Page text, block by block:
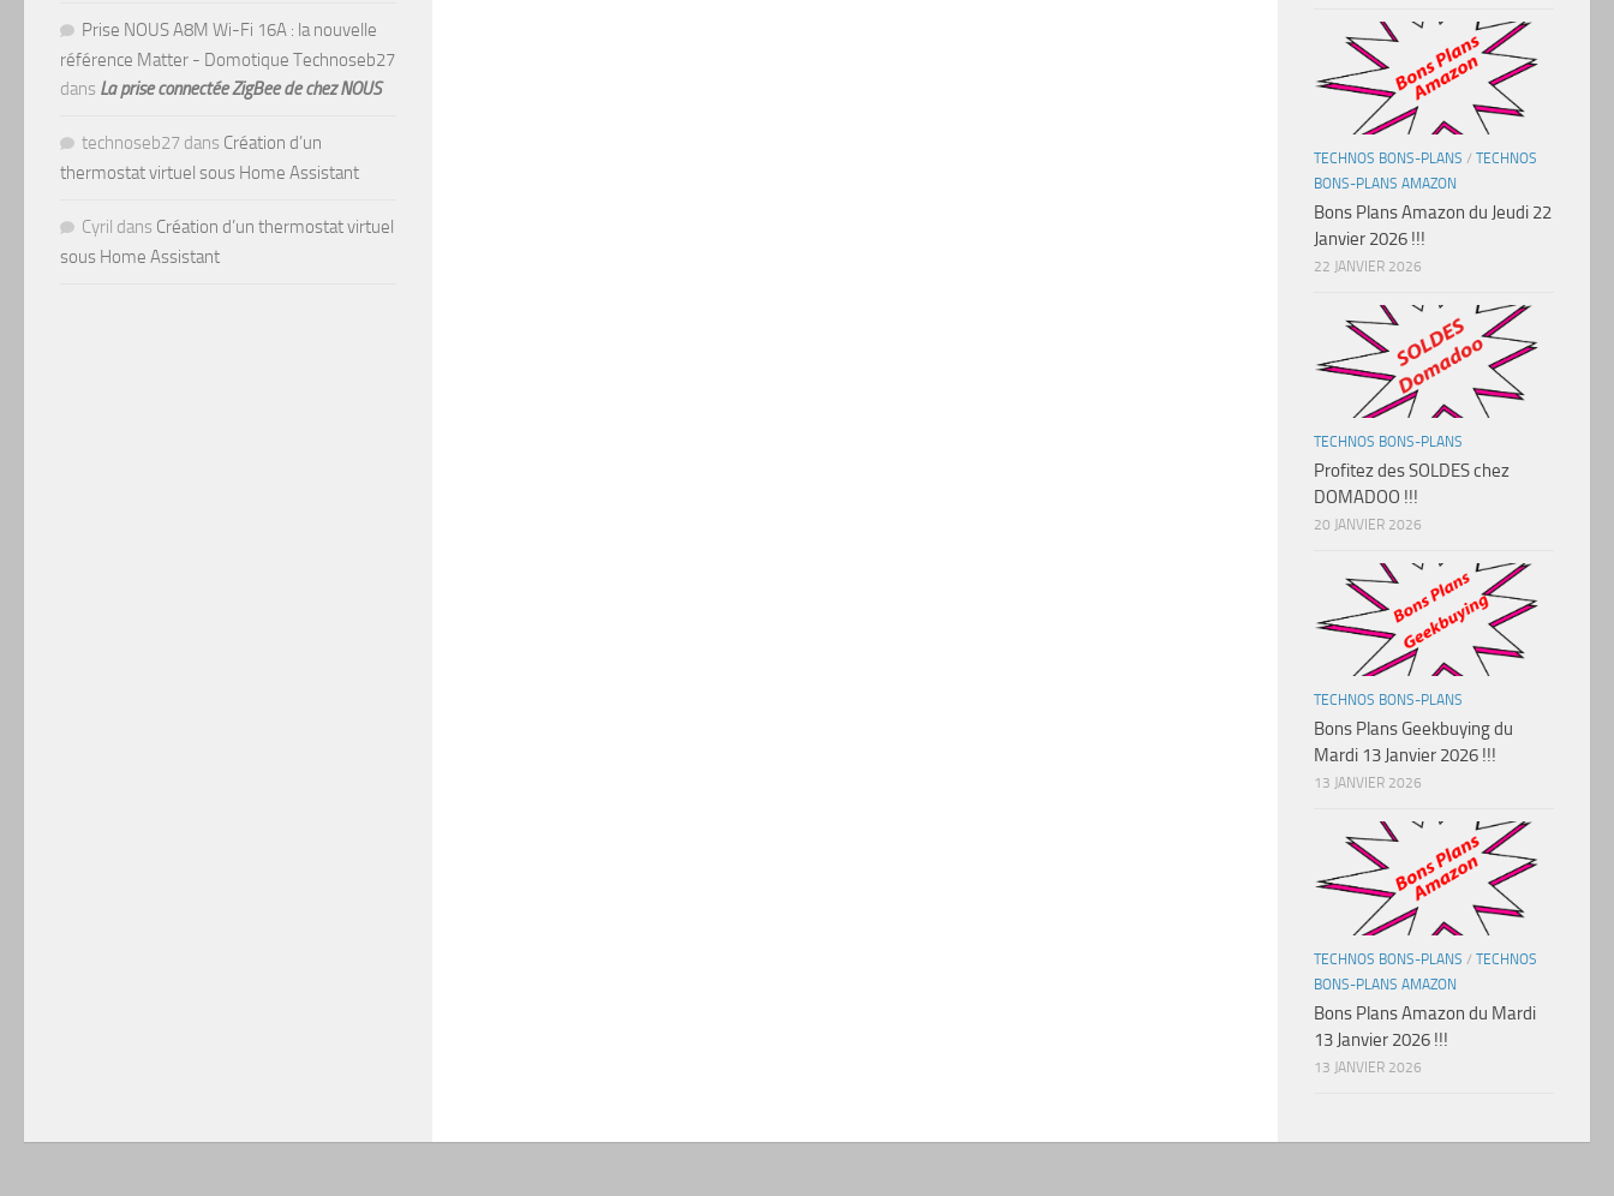
Prise NOUS A8M Wi-Fi 16A : la nouvelle
référence Matter - Domotique Technoseb27
dans La prise connectée ZigBee de chez NOUS
technoseb27 dans Création d’un
thermostat virtuel sous Home Assistant
Cyril dans Création d’un thermostat virtuel
sous Home Assistant
TECHNOS BONS-PLANS / TECHNOS
BONS-PLANS AMAZON
Bons Plans Amazon du Jeudi 22
Janvier 2026 !!!
22 JANVIER 2026
TECHNOS BONS-PLANS
Profitez des SOLDES chez
DOMADOO !!!
20 JANVIER 2026
TECHNOS BONS-PLANS
Bons Plans Geekbuying du
Mardi 13 Janvier 2026 !!!
13 JANVIER 2026
TECHNOS BONS-PLANS / TECHNOS
BONS-PLANS AMAZON
Bons Plans Amazon du Mardi
13 Janvier 2026 !!!
13 JANVIER 2026